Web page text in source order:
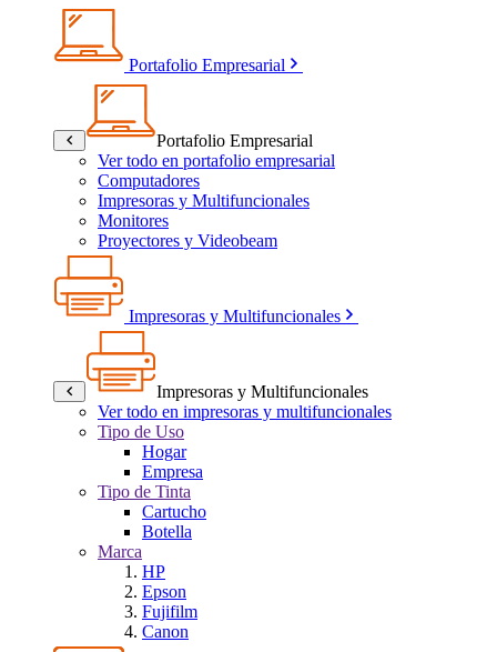
Portafolio Empresarial
Portafolio Empresarial
Ver todo en portafolio empresarial
Computadores
Impresoras y Multifuncionales
Monitores
Proyectores y Videobeam
Impresoras y Multifuncionales
Impresoras y Multifuncionales
Ver todo en impresoras y multifuncionales
Tipo de Uso
Hogar
Empresa
Tipo de Tinta
Cartucho
Botella
Marca
HP
Epson
Fujifilm
Canon